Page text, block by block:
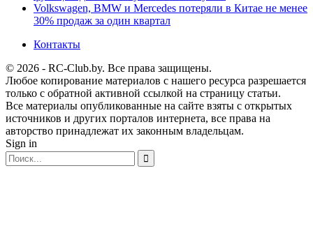
Volkswagen, BMW и Mercedes потеряли в Китае не менее
30% продаж за один квартал
Контакты
© 2026 - RC-Club.by. Все права защищены.
Любое копирование материалов с нашего ресурса разрешается
только с обратной активной ссылкой на страницу статьи.
Все материалы опубликованные на сайте взяты с открытых
источников и других порталов интернета, все права на
авторство принадлежат их законным владельцам.
Sign in